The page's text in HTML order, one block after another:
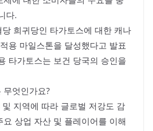
다.
희귀당인 타가토스에 대한 캐나
용 마일스톤을 달성했다고 발표
타가토스는 보건 당국의 승인을
무엇인가요?
지역에 따라 글로벌 저강도 감
상업 자산 및 플레이어를 이해